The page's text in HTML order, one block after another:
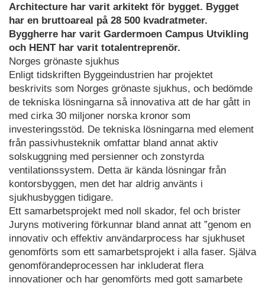
Architecture har varit arkitekt för bygget. Bygget
har en bruttoareal på 28 500 kvadratmeter.
Byggherre har varit Gardermoen Campus Utvikling
och HENT har varit totalentreprenör.
Norges grönaste sjukhus
Enligt tidskriften Byggeindustrien har projektet
beskrivits som Norges grönaste sjukhus, och bedömde
de tekniska lösningarna så innovativa att de har gått in
med cirka 30 miljoner norska kronor som
investeringsstöd. De tekniska lösningarna med element
från passivhusteknik omfattar bland annat aktiv
solskuggning med persienner och zonstyrda
ventilationssystem. Detta är kända lösningar från
kontorsbyggen, men det har aldrig använts i
sjukhusbyggen tidigare.
Ett samarbetsprojekt med noll skador, fel och brister
Juryns motivering förkunnar bland annat att ”genom en
innovativ och effektiv användarprocess har sjukhuset
genomförts som ett samarbetsprojekt i alla faser. Själva
genomförandeprocessen har inkluderat flera
innovationer och har genomförts med gott samarbete